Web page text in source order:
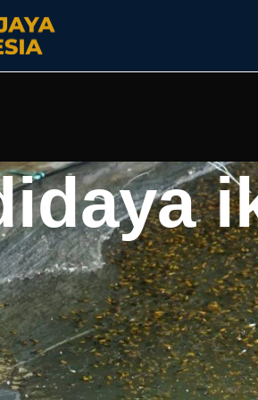
di akuarium, Ikan danio